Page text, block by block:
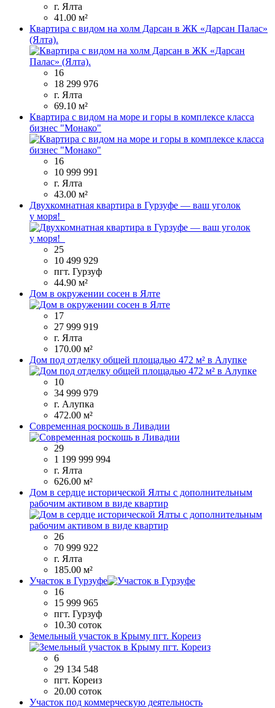
г. Ялта
41.00 м²
Квартира с видом на холм Дарсан в ЖК «Дарсан Палас»
(Ялта).
16
18 299 976
г. Ялта
69.10 м²
Квартира с видом на море и горы в комплексе класса
бизнес "Монако"
16
10 999 991
г. Ялта
43.00 м²
Двухкомнатная квартира в Гурзуфе — ваш уголок
у моря!
25
10 499 929
пгт. Гурзуф
44.90 м²
Дом в окружении сосен в Ялте
17
27 999 919
г. Ялта
170.00 м²
Дом под отделку общей площадью 472 м² в Алупке
10
34 999 979
г. Алупка
472.00 м²
Современная роскошь в Ливадии
29
1 199 999 994
г. Ялта
626.00 м²
Дом в сердце исторической Ялты с дополнительным
рабочим активом в виде квартир
26
70 999 922
г. Ялта
185.00 м²
Участок в Гурзуфе
16
15 999 965
пгт. Гурзуф
10.30 соток
Земельный участок в Крыму пгт. Кореиз
6
29 134 548
пгт. Кореиз
20.00 соток
Участок под коммерческую деятельность